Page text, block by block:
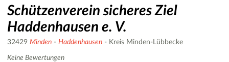
Schützenverein sicheres Ziel
Haddenhausen e. V.
32429 Minden - Haddenhausen - Kreis Minden-Lübbecke
Keine Bewertungen